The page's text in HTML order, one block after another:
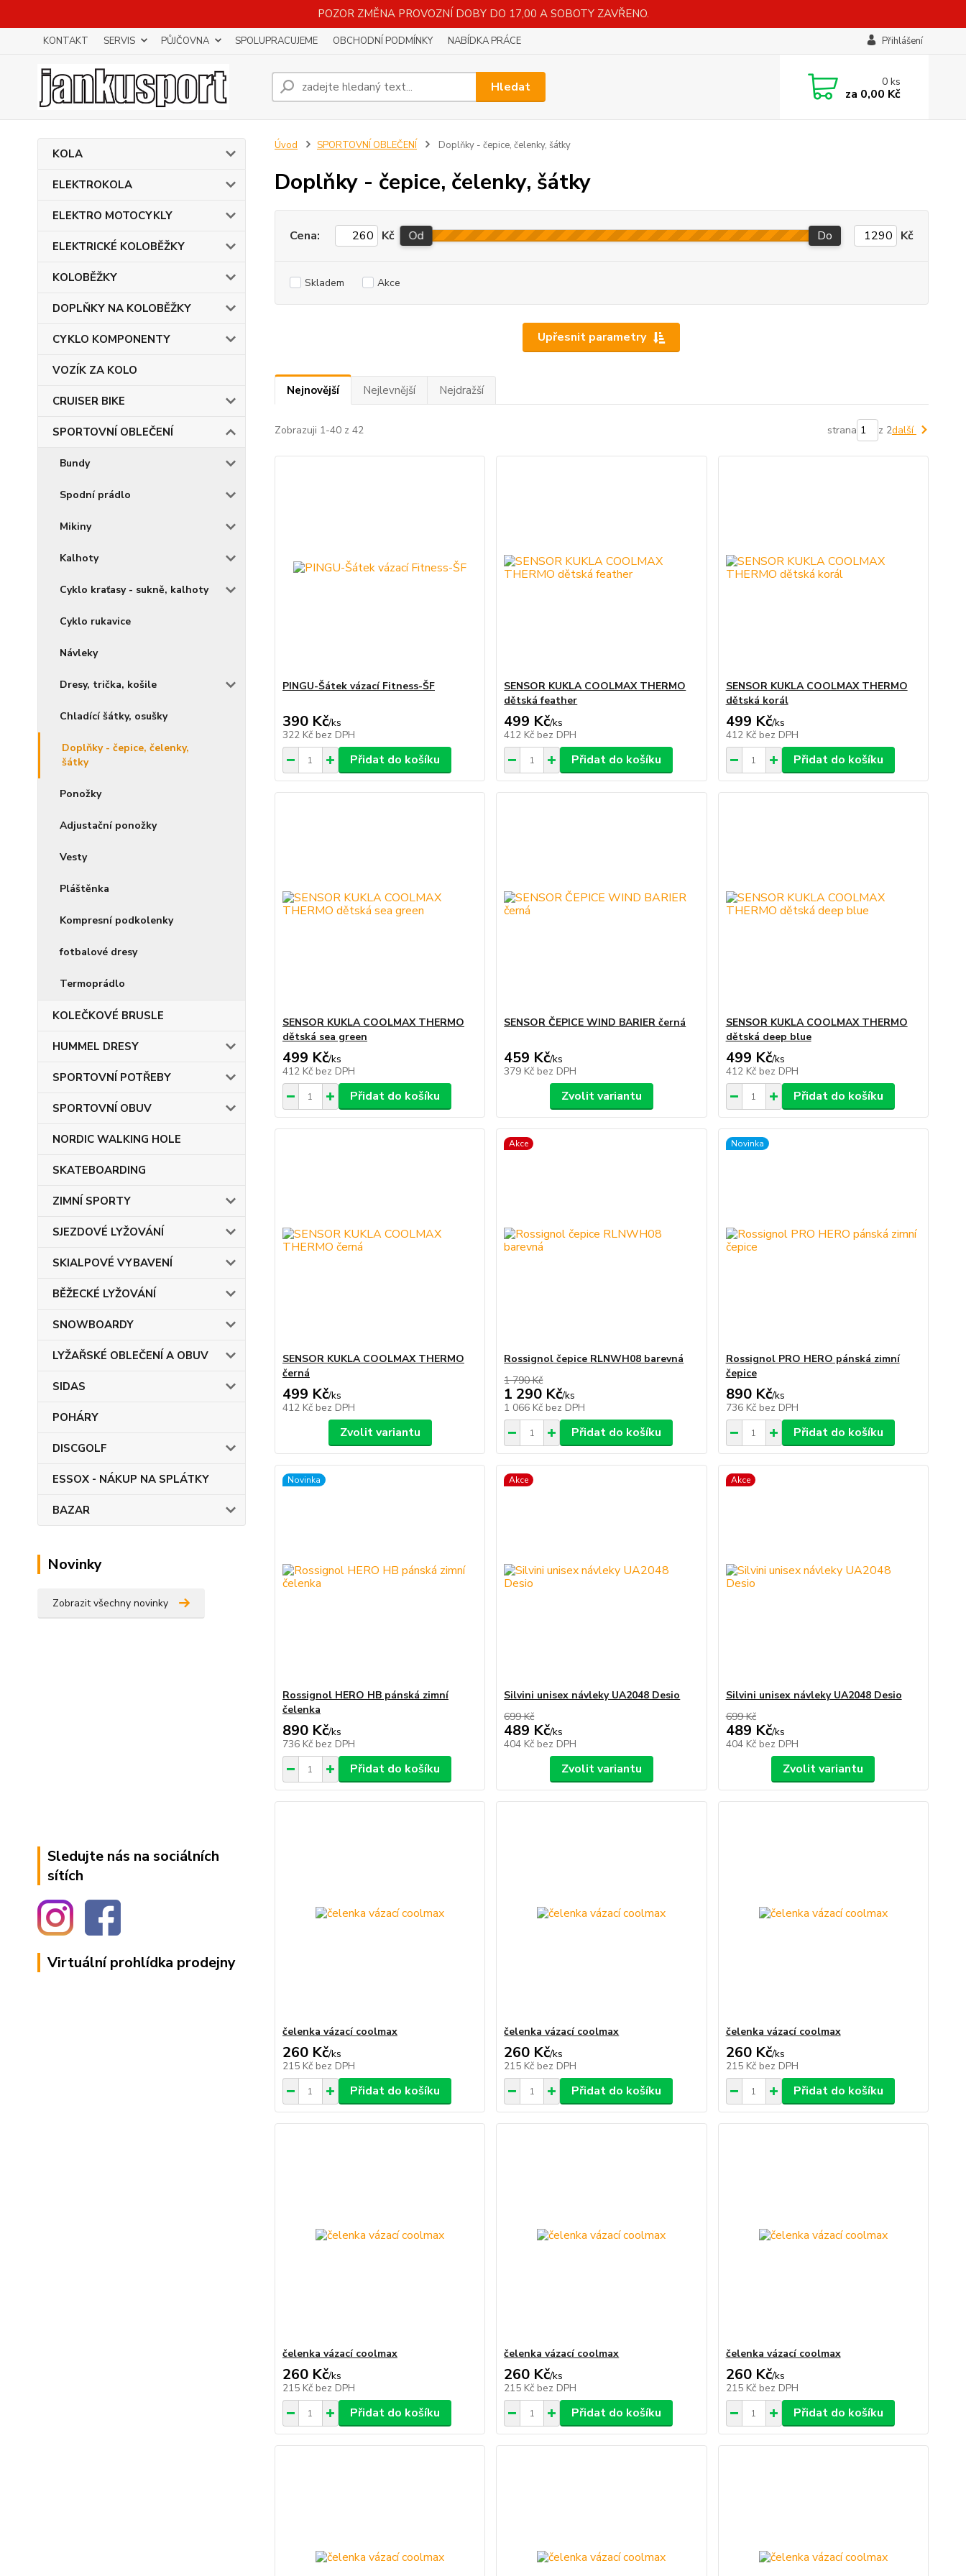
POZOR ZMĚNA PROVOZNÍ DOBY DO 17,00 A SOBOTY ZAVŘENO.
KONTAKT SERVIS PŮJČOVNA SPOLUPRACUJEME OBCHODNÍ PODMÍNKY NABÍDKA PRÁCE Přihlášení
Hledat 0ks
za 0,00 Kč
KOLA
ELEKTROKOLA
ELEKTRO MOTOCYKLY
ELEKTRICKÉ KOLOBĚŽKY
KOLOBĚŽKY
DOPLŇKY NA KOLOBĚŽKY
CYKLO KOMPONENTY
VOZÍK ZA KOLO
CRUISER BIKE
SPORTOVNÍ OBLEČENÍ
Bundy
Spodní prádlo
Mikiny
Kalhoty
Cyklo kraťasy - sukně, kalhoty
Cyklo rukavice
Návleky
Dresy, trička, košile
Chladící šátky, osušky
Doplňky - čepice, čelenky,
šátky
Ponožky
Adjustační ponožky
Vesty
Pláštěnka
Kompresní podkolenky
fotbalové dresy
Termoprádlo
KOLEČKOVÉ BRUSLE
HUMMEL DRESY
SPORTOVNÍ POTŘEBY
SPORTOVNÍ OBUV
NORDIC WALKING HOLE
SKATEBOARDING
ZIMNÍ SPORTY
SJEZDOVÉ LYŽOVÁNÍ
SKIALPOVÉ VYBAVENÍ
BĚŽECKÉ LYŽOVÁNÍ
SNOWBOARDY
LYŽAŘSKÉ OBLEČENÍ A OBUV
SIDAS
POHÁRY
DISCGOLF
ESSOX - NÁKUP NA SPLÁTKY
BAZAR
Novinky
Zobrazit všechny novinky
Sledujte nás na sociálních
sítích
Virtuální prohlídka prodejny
Úvod SPORTOVNÍ OBLEČENÍ Doplňky - čepice, čelenky, šátky
Doplňky - čepice, čelenky, šátky
Upřesnit parametry
Cena: Kč Od Do Kč
Skladem Akce
Nejnovější Nejlevnější Nejdražší
Zobrazuji 1-40 z 42 strana z 2další
PINGU-Šátek vázací Fitness-ŠF
390 Kč/ks
322 Kč bez DPH
Přidat do košíku
SENSOR KUKLA COOLMAX THERMO
dětská feather
499 Kč/ks
412 Kč bez DPH
Přidat do košíku
SENSOR KUKLA COOLMAX THERMO
dětská korál
499 Kč/ks
412 Kč bez DPH
Přidat do košíku
SENSOR KUKLA COOLMAX THERMO
dětská sea green
499 Kč/ks
412 Kč bez DPH
Přidat do košíku
SENSOR ČEPICE WIND BARIER černá
459 Kč/ks
379 Kč bez DPH
Zvolit variantu
SENSOR KUKLA COOLMAX THERMO
dětská deep blue
499 Kč/ks
412 Kč bez DPH
Přidat do košíku
SENSOR KUKLA COOLMAX THERMO
černá
499 Kč/ks
412 Kč bez DPH
Zvolit variantu
Akce
Rossignol čepice RLNWH08 barevná
1 790 Kč
1 290 Kč/ks
1 066 Kč bez DPH
Přidat do košíku
Novinka
Rossignol PRO HERO pánská zimní
čepice
890 Kč/ks
736 Kč bez DPH
Přidat do košíku
Novinka
Rossignol HERO HB pánská zimní
čelenka
890 Kč/ks
736 Kč bez DPH
Přidat do košíku
Akce
Silvini unisex návleky UA2048 Desio
699 Kč
489 Kč/ks
404 Kč bez DPH
Zvolit variantu
Akce
Silvini unisex návleky UA2048 Desio
699 Kč
489 Kč/ks
404 Kč bez DPH
Zvolit variantu
čelenka vázací coolmax
260 Kč/ks
215 Kč bez DPH
Přidat do košíku
čelenka vázací coolmax
260 Kč/ks
215 Kč bez DPH
Přidat do košíku
čelenka vázací coolmax
260 Kč/ks
215 Kč bez DPH
Přidat do košíku
čelenka vázací coolmax
260 Kč/ks
215 Kč bez DPH
Přidat do košíku
čelenka vázací coolmax
260 Kč/ks
215 Kč bez DPH
Přidat do košíku
čelenka vázací coolmax
260 Kč/ks
215 Kč bez DPH
Přidat do košíku